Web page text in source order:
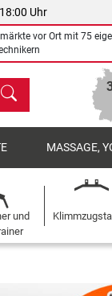
Uhr
vor Ort mit 75
MASSAGE,
und